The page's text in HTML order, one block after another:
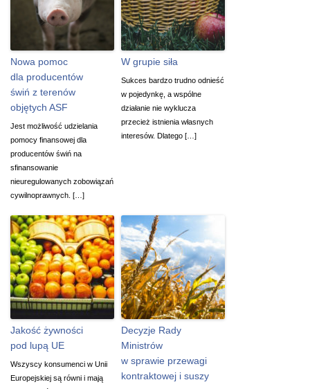
Nowa pomoc
dla producentów
świń z terenów
objętych ASF
Jest możliwość udzielania
pomocy finansowej dla
producentów świń na
sfinansowanie
nieuregulowanych zobowiązań
cywilnoprawnych. […]
W grupie siła
Sukces bardzo trudno odnieść
w pojedynkę, a wspólne
działanie nie wyklucza
przecież istnienia własnych
interesów. Dlatego […]
Jakość żywności
pod lupą UE
Wszyscy konsumenci w Unii
Europejskiej są równi i mają
Decyzje Rady
Ministrów
w sprawie przewagi
kontraktowej i suszy